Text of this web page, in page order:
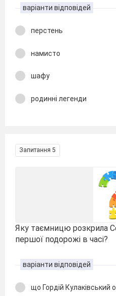
варіанти відповідей
перстень
намисто
шафу
родинні легенди
Запитання 5
Яку таємницю розкрила
першої подорожі в часі?
варіанти відповідей
що Гордій Кулаківський